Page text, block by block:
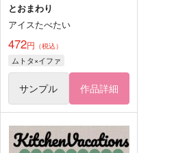
とおまわり
アイスたべたい
472円 （税込）
ムトタ×イファ
サンプル 作品詳細